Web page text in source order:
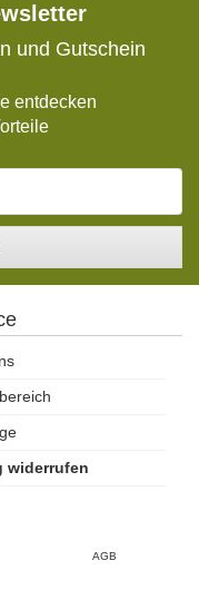
und Gutschein
entdecken
widerrufen
AGB